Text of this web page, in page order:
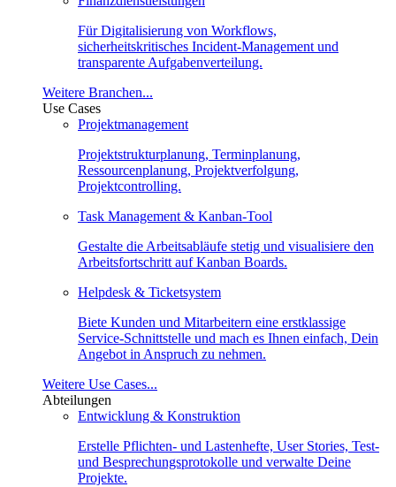
Für Digitalisierung von Workflows,
sicherheitskritisches Incident-Management und
transparente Aufgabenverteilung.
Weitere Branchen...
Use Cases
Projektmanagement
Projektstrukturplanung, Terminplanung,
Ressourcenplanung, Projektverfolgung,
Projektcontrolling.
Task Management & Kanban-Tool
Gestalte die Arbeitsabläufe stetig und visualisiere den
Arbeitsfortschritt auf Kanban Boards.
Helpdesk & Ticketsystem
Biete Kunden und Mitarbeitern eine erstklassige
Service-Schnittstelle und mach es Ihnen einfach, Dein
Angebot in Anspruch zu nehmen.
Weitere Use Cases...
Abteilungen
Entwicklung & Konstruktion
Erstelle Pflichten- und Lastenhefte, User Stories, Test-
und Besprechungsprotokolle und verwalte Deine
Projekte.